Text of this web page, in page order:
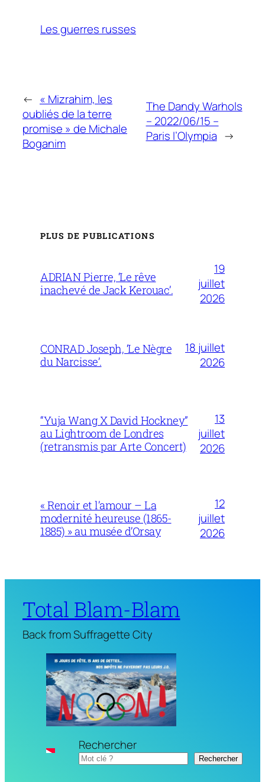
Les guerres russes
← « Mizrahim, les
oubliés de la terre
promise » de Michale
Boganim
The Dandy Warhols
– 2022/06/15 –
Paris l’Olympia →
PLUS DE PUBLICATIONS
ADRIAN Pierre, ‘Le rêve
inachevé de Jack Kerouac’.
19
juillet
2026
CONRAD Joseph, ‘Le Nègre
du Narcisse’.
18 juillet
2026
“Yuja Wang X David Hockney”
au Lightroom de Londres
(retransmis par Arte Concert)
13
juillet
2026
« Renoir et l’amour – La
modernité heureuse (1865-
1885) » au musée d’Orsay
12
juillet
2026
Total Blam-Blam
Back from Suffragette City
Rechercher
Rechercher